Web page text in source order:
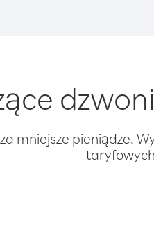
mniejsze pieniądze.